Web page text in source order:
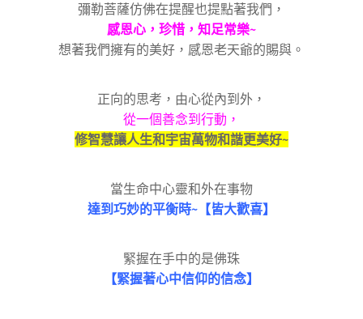
彌勒菩薩仿佛在提醒也提點著我們，
感恩心，珍惜，知足常樂~
想著我們擁有的美好，感恩老天爺的賜與。
正向的思考，由心從內到外，
從一個善念到行動，
修智慧讓人生和宇宙萬物和諧更美好~
當生命中心靈和外在事物
達到巧妙的平衡時~【皆大歡喜】
緊握在手中的是佛珠
【緊握著心中信仰的信念】